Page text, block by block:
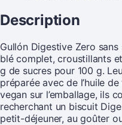
Description
Gullón Digestive Zero
blé complet, croustillants
g de sucres pour 100 g.
préparée avec de l’huile
vegan sur l’emballage, ils
recherchant un biscuit
petit-déjeuner, au goûter